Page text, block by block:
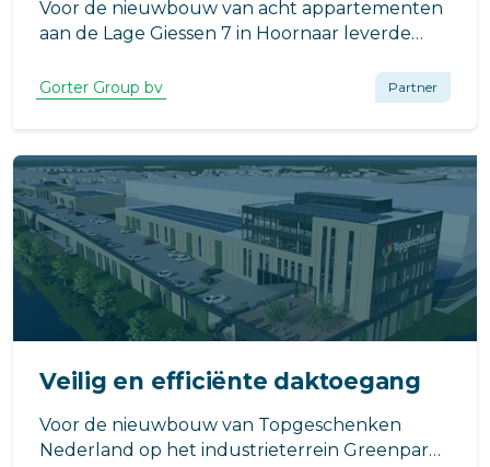
Voor de nieuwbouw van acht appartementen
aan de Lage Giessen 7 in Hoornaar leverde
schaartrap. De toepassing zorgt voor een
minimale impact op de beschikbare ruimte in
de woning.
Gorter Group bv Partner
Veilig en efficiënte daktoegang
Voor de nieuwbouw van Topgeschenken
Nederland op het industrieterrein Greenpark